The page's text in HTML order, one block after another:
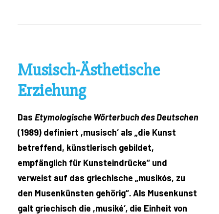
Musisch-Ästhetische
Erziehung
Das Etymologische Wörterbuch des Deutschen
(1989) definiert ,musisch‘ als „die Kunst
betreffend, künstlerisch gebildet,
empfänglich für Kunsteindrücke“ und
verweist auf das griechische „musikós, zu
den Musenkünsten gehörig“.Als Musenkunst
galt griechisch die ,musiké‘, die Einheit von